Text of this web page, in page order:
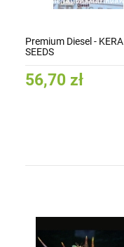
Premium Diesel - KERA
SEEDS
56,70 zł